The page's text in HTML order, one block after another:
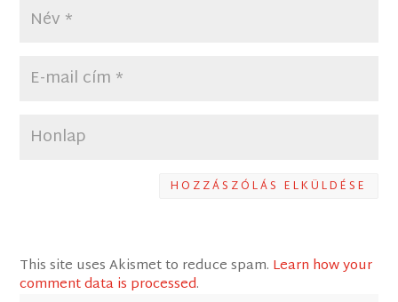
HOZZÁSZÓLÁS ELKÜLDÉSE
This site uses Akismet to reduce spam. Learn how your
comment data is processed.